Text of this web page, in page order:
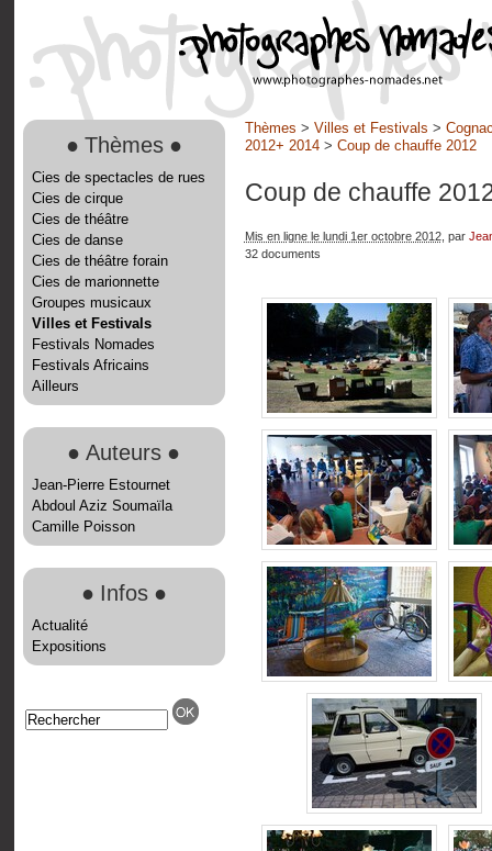
● Thèmes ●
Cies de spectacles de rues
Cies de cirque
Cies de théâtre
Cies de danse
Cies de théâtre forain
Cies de marionnette
Groupes musicaux
Villes et Festivals
Festivals Nomades
Festivals Africains
Ailleurs
● Auteurs ●
Jean-Pierre Estournet
Abdoul Aziz Soumaïla
Camille Poisson
● Infos ●
Actualité
Expositions
Thèmes > Villes et Festivals >
2012+ 2014> Coup de chauffe 2012
Coup de chauffe
Mis en ligne le lundi 1er octobre 2012, par
32 documents